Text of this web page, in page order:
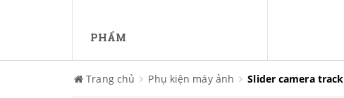
PHẨM
Trang chủ Phụ kiện máy ảnh Slider camera